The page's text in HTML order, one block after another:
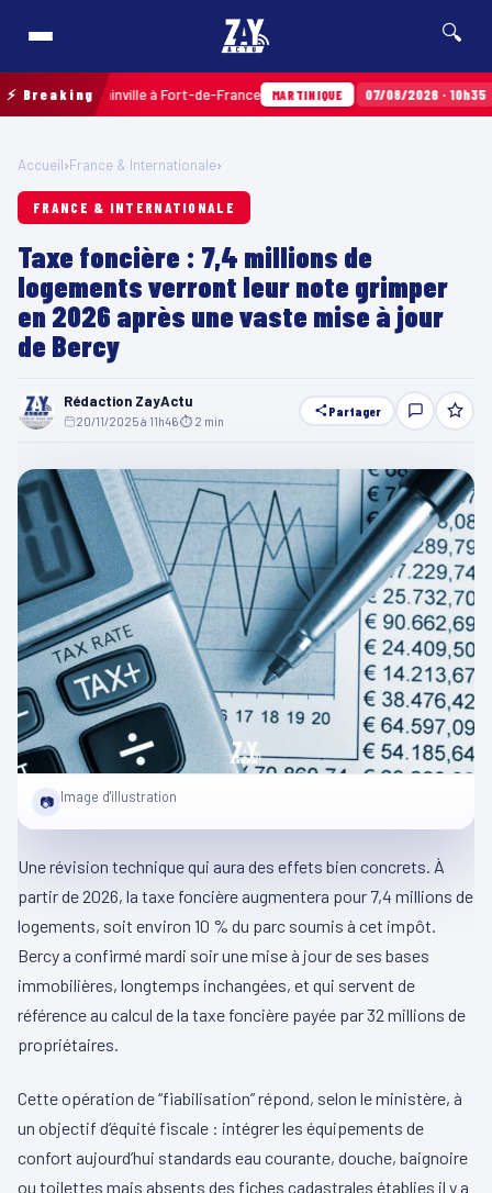
🔍
⚡ BreakingSainville à Fort-de-France MARTINIQUE 07/08/2026 · 10h35
Accueil›France & Internationale›
FRANCE & INTERNATIONALE
Taxe foncière : 7,4 millions de
logements verront leur note grimper
en 2026 après une vaste mise à jour
de Bercy
Rédaction ZayActu
20/11/2025 à 11h46⏱ 2 min
Partager
📷 Image d'illustration
Une révision technique qui aura des effets bien concrets. À
partir de 2026, la taxe foncière augmentera pour 7,4 millions de
logements, soit environ 10 % du parc soumis à cet impôt.
Bercy a confirmé mardi soir une mise à jour de ses bases
immobilières, longtemps inchangées, et qui servent de
référence au calcul de la taxe foncière payée par 32 millions de
propriétaires.
Cette opération de “fiabilisation” répond, selon le ministère, à
un objectif d’équité fiscale : intégrer les équipements de
confort aujourd’hui standards eau courante, douche, baignoire
ou toilettes mais absents des fiches cadastrales établies il y a